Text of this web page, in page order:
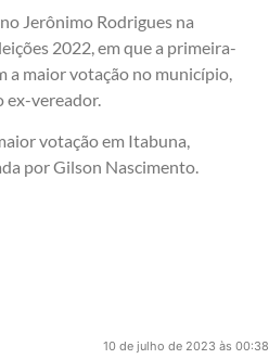
Jerônimo Rodrigues na
2022, em que a primeira-
a maior votação no município,
ex-vereador.
votação em Itabuna,
por Gilson Nascimento.
10 de julho de 2023 às 00:38